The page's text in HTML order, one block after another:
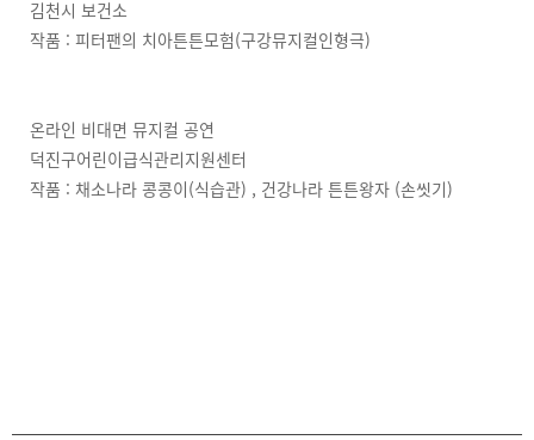
김천시 보건소
작품 : 피터팬의 치아튼튼모험(구강뮤지컬인형극)
온라인 비대면 뮤지컬 공연
덕진구어린이급식관리지원센터
작품 : 채소나라 콩콩이 (식습관) , 건강나라 튼튼왕자 (손씻기)